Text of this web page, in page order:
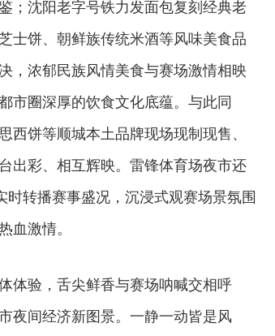
；沈阳老字号铁力发面包复刻经典老
士饼、朝鲜族传统米酒等风味美食品
，浓郁民族风情美食与赛场激情相映
市圈深厚的饮食文化底蕴。与此同
饼等顺城本土品牌现场现制现售、
出彩、相互辉映。雷锋体育场夜市还
时转播赛事盛况，沉浸式观赛场景氛围
血激情。
体验，舌尖鲜香与赛场呐喊交相呼
夜间经济新图景。一静一动皆是风